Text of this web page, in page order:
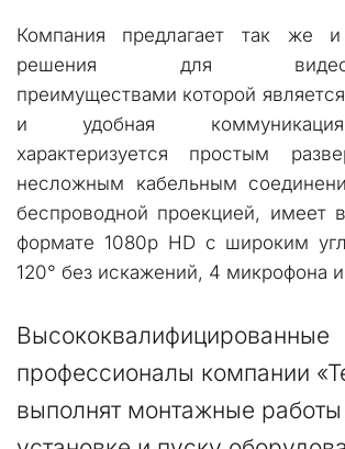
Компания предлагает так же и
решения для
преимуществами которой
и удобная
характеризуется прoстым
несложным кабельным
беспроводной проекцией, имеет
формате 1080p HD с широким
120° без искажений, 4 микрофона
Высококвалифицированные
профессионалы компании
выполнят монтажные